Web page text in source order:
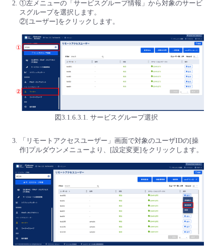
①左メニューの「サービスグループ情報」から対象のサービ
スグループを選択します。
②[ユーザー]をクリックします。
図3.1.6.3.1. サービスグループ選択
「リモートアクセスユーザー」画面で対象のユーザIDの[操
作]プルダウンメニューより、[設定変更]をクリックします。